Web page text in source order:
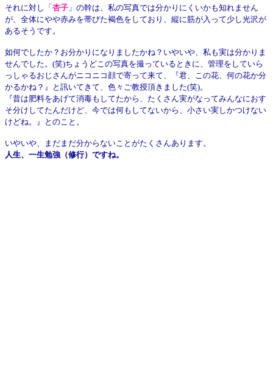
それに対し「 杏子 」の幹は、私の写真では分かりにくいかも知れません
が、全体にやや赤みを帯びた褐色をしており、縦に筋が入って少し光沢が
あるそうです。
如何でしたか？お分かりになりましたかね？いやいや、私も実は分かりま
せんでした。(笑)ちょうどこの写真を撮っているときに、管理をしていら
っしゃるおじさんがニコニコ顔で寄って来て、『君、この花、何の花か分
かるかね？』と訊いてきて、色々ご教授頂きました(笑)。
『昔は肥料をあげて消毒もしてたから、たくさん実がなってみんなにおす
そ分けしてたんだけど、今では何もしてないから、小さい実しかつけない
けどね。』とのこと。
いやいや、まだまだ分からないことがたくさんあります。
人生、一生勉強（修行）ですね。